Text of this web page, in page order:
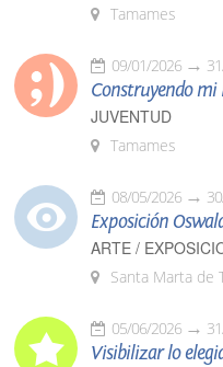
Tamames
09/01/2026
Construyendo mi
JUVENTUD
Tamames
08/05/2026
Exposición
ARTE /
Santa Marta de
05/06/2026
Visibilizar lo